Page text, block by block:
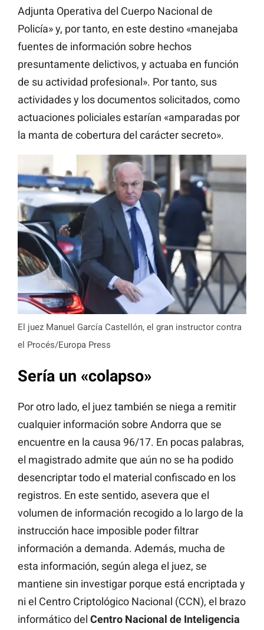
Adjunta Operativa del Cuerpo Nacional de
Policía» y, por tanto, en este destino «manejaba
fuentes de información sobre hechos
presuntamente delictivos, y actuaba en función
de su actividad profesional». Por tanto, sus
actividades y los documentos solicitados, como
actuaciones policiales estarían «amparadas por
la manta de cobertura del carácter secreto».
El juez Manuel García Castellón, el gran instructor contra
el Procés/Europa Press
Sería un «colapso»
Por otro lado, el juez también se niega a remitir
cualquier información sobre Andorra que se
encuentre en la causa 96/17. En pocas palabras,
el magistrado admite que aún no se ha podido
desencriptar todo el material confiscado en los
registros. En este sentido, asevera que el
volumen de información recogido a lo largo de la
instrucción hace imposible poder filtrar
información a demanda. Además, mucha de
esta información, según alega el juez, se
mantiene sin investigar porque está encriptada y
ni el Centro Criptológico Nacional (CCN), el brazo
informático del Centro Nacional de Inteligencia